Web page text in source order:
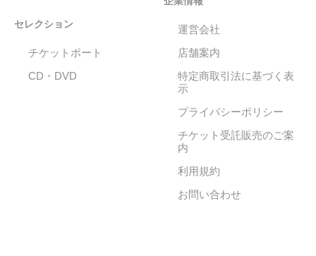
セレクション
チケットポート
CD・DVD
運営会社
店舗案内
特定商取引法に基づく表
示
プライバシーポリシー
チケット受託販売のご案
内
利用規約
お問い合わせ